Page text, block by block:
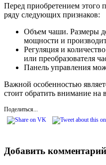
Перед приобретением этого
ряду следующих признаков:
Объем чаши. Размеры
мощности и
Регуляция и
или преобразователя
Панель управления
Важной особенностью
стоит обратить внимание на
Поделиться...
Добавить комментарий